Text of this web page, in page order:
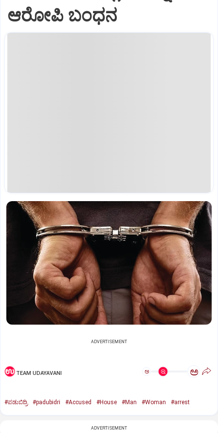
ಆರೋಪಿ ಬಂಧನ
ADVERTISEMENT
TEAM UDAYAVANI ಅ ಅ
#ಪಡುಬಿದ್ರಿ #padubidri #Accused #House #Man #Woman #arrest
ADVERTISEMENT